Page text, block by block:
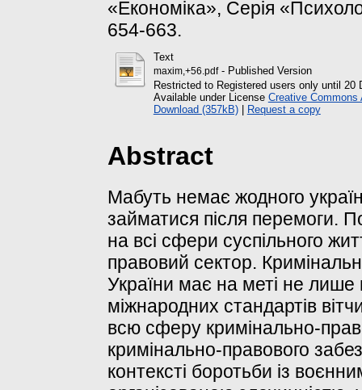
«Економіка», Серія
654-663.
Text
maxim,+56.pdf- Published Version
Restricted to Registered users only until 20
Available under License Creative
Download (357kB)| Request a copy
Abstract
Мабуть немає жодного
займатися після перемоги.
на всі сфери суспільного
правовий сектор.
України має на меті не лише
міжнародних стандартів
всю сферу кримінально-
кримінально-правового
контексті боротьби із